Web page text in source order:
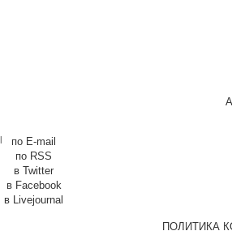
по E-mail
по RSS
в Twitter
в Facebook
в Livejournal
ПОЛИТИКА